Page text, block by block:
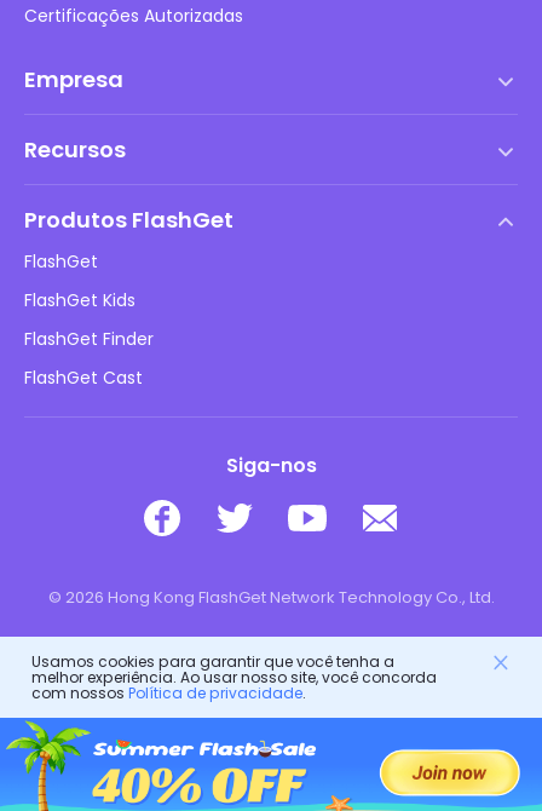
Certificações Autorizadas
Empresa
Política de DMCA
Política de privacidade
Políticas de Publicidade
Não Venda Minhas Informações
Recursos
Blog
Segurança Online Infantil
Baixar
Produtos FlashGet
FlashGet
FlashGet Kids
FlashGet Finder
FlashGet Cast
Siga-nos
© 2026 Hong Kong FlashGet Network Technology Co., Ltd.
Usamos cookies para garantir que você tenha a
melhor experiência. Ao usar nosso site, você concorda
com nossos Política de privacidade.